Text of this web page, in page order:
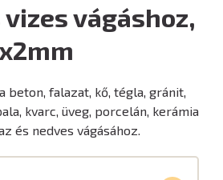
vágáshoz,
beton, falazat, kő, tégla, gránit,
kvarc, üveg, porcelán, kerámia
és nedves vágásához.